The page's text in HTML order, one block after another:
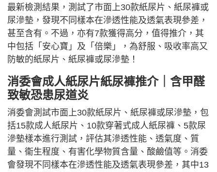
最新檢測結果，測試了市面上30款紙尿片、紙尿褲或
尿滲墊，發現不同樣本在滲透性能及透氣表現參差，
甚至含有。不過，亦有7款獲得高分，值得推介，其
中包括「安心寶」及「倍樂」，為舒服、吸收率高又
防敏的紙尿片、紙尿褲或尿滲墊！
消委會成人紙尿片紙尿褲推介｜含甲醛
致敏恐患尿道炎
消委會測試市面上30款紙尿片、紙尿褲或尿滲墊，包
括15款成人紙尿片、10款穿著式成人紙尿褲、5款尿
滲墊樣本進行測試，評估其滲透性能、透氣度、質
量、衞生程度、有害化學物質含量、酸鹼值等。消委
會發現不同樣本在滲透性能及透氣表現參差，其中13